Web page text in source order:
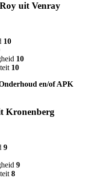
uit Venray
10
10
10
en/of APK
Kronenberg
9
9
8